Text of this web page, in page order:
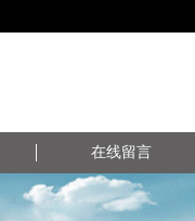
在线留言